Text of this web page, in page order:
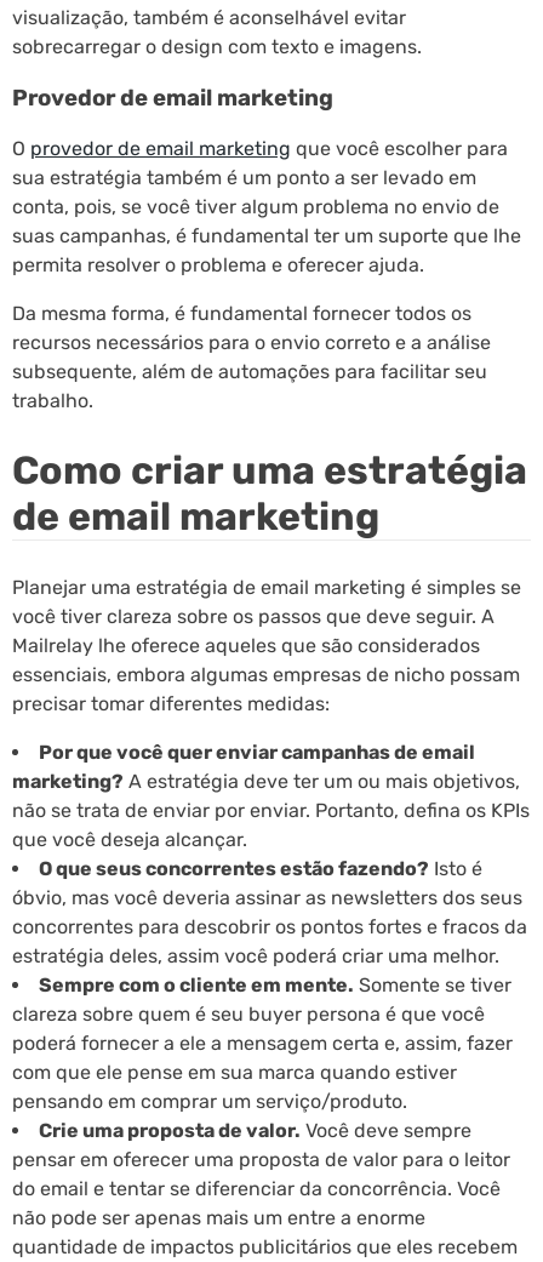
visualização, também é aconselhável evitar
sobrecarregar o design com texto e imagens.
Provedor de email marketing
O provedor de email marketing que você escolher para
sua estratégia também é um ponto a ser levado em
conta, pois, se você tiver algum problema no envio de
suas campanhas, é fundamental ter um suporte que lhe
permita resolver o problema e oferecer ajuda.
Da mesma forma, é fundamental fornecer todos os
recursos necessários para o envio correto e a análise
subsequente, além de automações para facilitar seu
trabalho.
Como criar uma estratégia
de email marketing
Planejar uma estratégia de email marketing é simples se
você tiver clareza sobre os passos que deve seguir. A
Mailrelay lhe oferece aqueles que são considerados
essenciais, embora algumas empresas de nicho possam
precisar tomar diferentes medidas:
Por que você quer enviar campanhas de email
marketing? A estratégia deve ter um ou mais objetivos,
não se trata de enviar por enviar. Portanto, defina os KPIs
que você deseja alcançar.
O que seus concorrentes estão fazendo? Isto é
óbvio, mas você deveria assinar as newsletters dos seus
concorrentes para descobrir os pontos fortes e fracos da
estratégia deles, assim você poderá criar uma melhor.
Sempre com o cliente em mente. Somente se tiver
clareza sobre quem é seu buyer persona é que você
poderá fornecer a ele a mensagem certa e, assim, fazer
com que ele pense em sua marca quando estiver
pensando em comprar um serviço/produto.
Crie uma proposta de valor. Você deve sempre
pensar em oferecer uma proposta de valor para o leitor
do email e tentar se diferenciar da concorrência. Você
não pode ser apenas mais um entre a enorme
quantidade de impactos publicitários que eles recebem